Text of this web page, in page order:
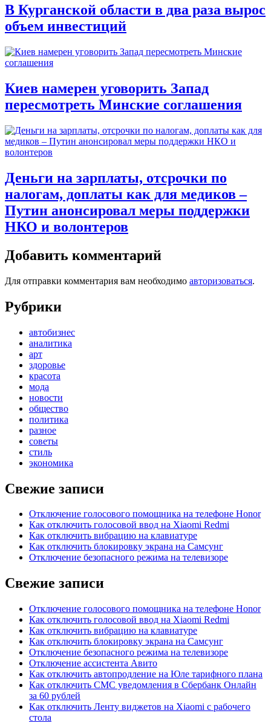
В Курганской области в два раза вырос
объем инвестиций
Киев намерен уговорить Запад
пересмотреть Минские соглашения
Деньги на зарплаты, отсрочки по
налогам, доплаты как для медиков –
Путин анонсировал меры поддержки
НКО и волонтеров
Добавить комментарий
Для отправки комментария вам необходимо авторизоваться.
Рубрики
автобизнес
аналитика
арт
здоровье
красота
мода
новости
общество
политика
разное
советы
стиль
экономика
Свежие записи
Отключение голосового помощника на телефоне Honor
Как отключить голосовой ввод на Xiaomi Redmi
Как отключить вибрацию на клавиатуре
Как отключить блокировку экрана на Самсунг
Отключение безопасного режима на телевизоре
Свежие записи
Отключение голосового помощника на телефоне Honor
Как отключить голосовой ввод на Xiaomi Redmi
Как отключить вибрацию на клавиатуре
Как отключить блокировку экрана на Самсунг
Отключение безопасного режима на телевизоре
Отключение ассистента Авито
Как отключить автопродление на Юле тарифного плана
Как отключить СМС уведомления в Сбербанк Онлайн
за 60 рублей
Как отключить Ленту виджетов на Xiaomi с рабочего
стола